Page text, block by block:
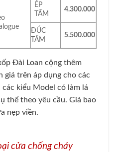
ÉP
TẤM
4.300.000
ĐÚC
TẤM
5.500.000
Đài Loan cộng thêm
trên áp dụng cho các
kiểu Model có làm lá
thể theo yêu cầu. Giá bao
nẹp viền.
cửa chống cháy